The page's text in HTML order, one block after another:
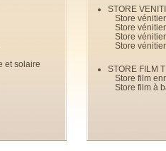
et solaire
STORE
Store
Store
Store
Store
STORE FILM
Store film
Store film à